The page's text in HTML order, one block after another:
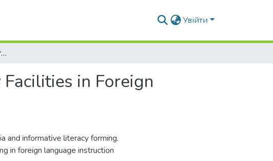
Увійти
Approaches to Using Information Technology Facilities in Foreign Language Instruction
in Foreign
and informative literacy forming.
in foreign language instruction